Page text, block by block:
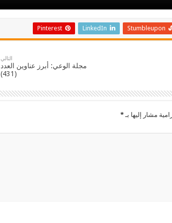
Stumbleupon
LinkedIn
Pinterest
التالي
مجلة الوعي: أبرز عناوين العدد
(431)
مشار إليها بـ*